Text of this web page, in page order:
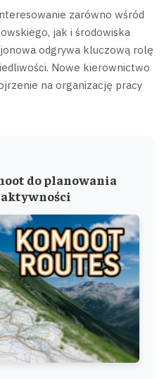
zarówno wśród
jak i środowiska
odgrywa kluczową rolę
Nowe kierownictwo
na organizację pracy
do planowania